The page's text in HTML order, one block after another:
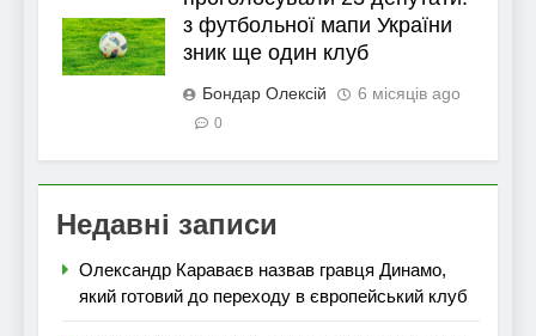
з футбольної мапи України
зник ще один клуб
Бондар Олексій 6 місяців ago
0
Недавні записи
Олександр Караваєв назвав гравця Динамо,
який готовий до переходу в європейський клуб